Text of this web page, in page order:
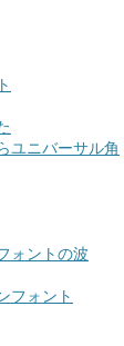
ユニバーサル角
ォントの波
フォント